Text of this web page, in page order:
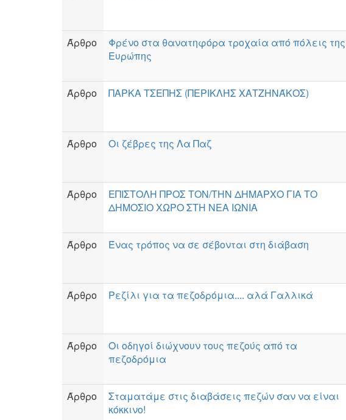
Άρθρο
Φρένο στα θανατηφόρα τροχαία από πόλεις της
Ευρώπης
Άρθρο
ΠΑΡΚΑ ΤΣΕΠΗΣ (ΠΕΡΙΚΛΉΣ ΧΑΤΖΗΝΆΚΟΣ)
Άρθρο
Οι ζέβρες της Λα Παζ
Άρθρο
ΕΠΙΣΤΟΛΗ ΠΡΟΣ ΤΟΝ/ΤΗΝ ΔΗΜΑΡΧΟ ΓΙΑ ΤΟ
ΔΗΜΟΣΙΟ ΧΩΡΟ ΣΤΗ ΝΕΑ ΙΩΝΙΑ
Άρθρο
Ένας τρόπος να σε σέβονται στη διάβαση
Άρθρο
Ρεζίλι για τα πεζοδρόμια.... αλά Γαλλικά
Άρθρο
Οι οδηγοί διώχνουν τους πεζούς από τα
πεζοδρόμια
Άρθρο
Σταματάμε στις διαβάσεις πεζών σαν να είναι
κόκκινο!